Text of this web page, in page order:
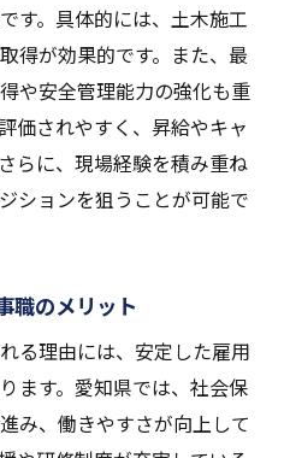
す。具体的には、土木施工
得が効果的です。また、最
や安全管理能力の強化も重
価されやすく、昇給やキャ
らに、現場経験を積み重ね
ションを狙うことが可能で
職のメリット
る理由には、安定した雇用
ます。愛知県では、社会保
み、働きやすさが向上して